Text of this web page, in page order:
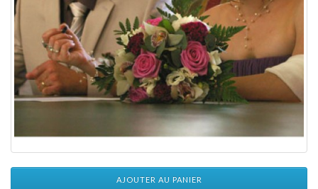
AJOUTER AU PANIER